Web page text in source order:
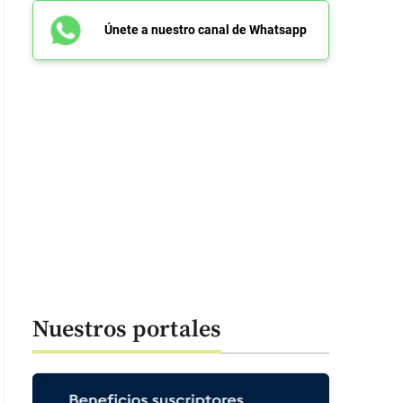
Quintana ha sido visto con ropa de runner entrenando en Boyacá.
segundos
Únete a nuestro canal de Whatsapp
Nuestros portales